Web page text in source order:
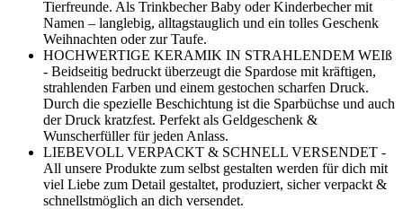
Tierfreunde. Als Trinkbecher Baby oder Kinderbecher mit
Namen – langlebig, alltagstauglich und ein tolles Geschenk
Weihnachten oder zur Taufe.
HOCHWERTIGE KERAMIK IN STRAHLENDEM WEIß
- Beidseitig bedruckt überzeugt die Spardose mit kräftigen,
strahlenden Farben und einem gestochen scharfen Druck.
Durch die spezielle Beschichtung ist die Sparbüchse und auch
der Druck kratzfest. Perfekt als Geldgeschenk &
Wunscherfüller für jeden Anlass.
LIEBEVOLL VERPACKT & SCHNELL VERSENDET -
All unsere Produkte zum selbst gestalten werden für dich mit
viel Liebe zum Detail gestaltet, produziert, sicher verpackt &
schnellstmöglich an dich versendet.